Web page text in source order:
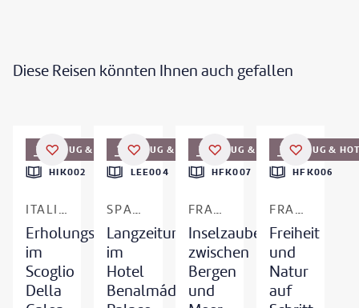
Diese Reisen könnten Ihnen auch gefallen
FLUG & HOTEL
HIK002
ITALIEN - KALABRIEN
Erholungsurlaub
im
Scoglio
Della
FLUG & HOTEL
LEE004
SPANIEN - COSTA DEL SOL
Langzeiturlaub
im
Hotel
Benalmádena
FLUG & HOTEL
HFK007
FRANKREICH - KORSIKA
Inselzauber
zwischen
Bergen
und
FLUG &
HFK006
FRANKREICH - KORSIKA
Freiheit
und
Natur
auf